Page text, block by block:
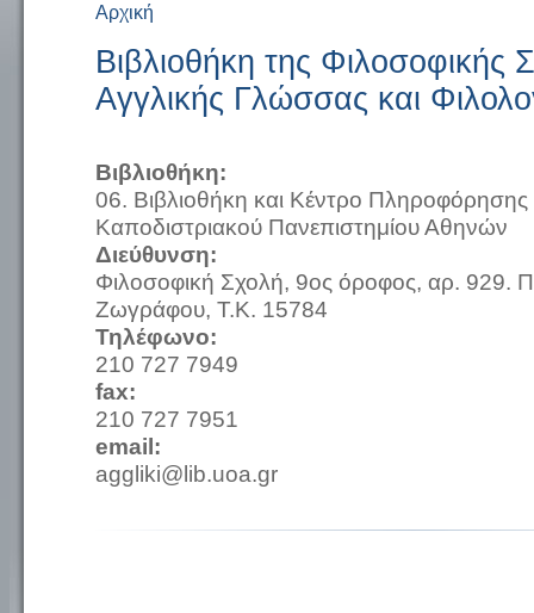
Είστε εδώ
Αρχική
Βιβλιοθήκη της Φιλοσοφικής
Αγγλικής Γλώσσας και
Βιβλιοθήκη:
06. Βιβλιοθήκη και Κέντρο Πληροφόρησης
Καποδιστριακού Πανεπιστημίου Αθηνών
Διεύθυνση:
Φιλοσοφική Σχολή, 9ος όροφος, αρ. 929.
Ζωγράφου, Τ.Κ. 15784
Τηλέφωνο:
210 727 7949
fax:
210 727 7951
email:
aggliki@lib.uoa.gr